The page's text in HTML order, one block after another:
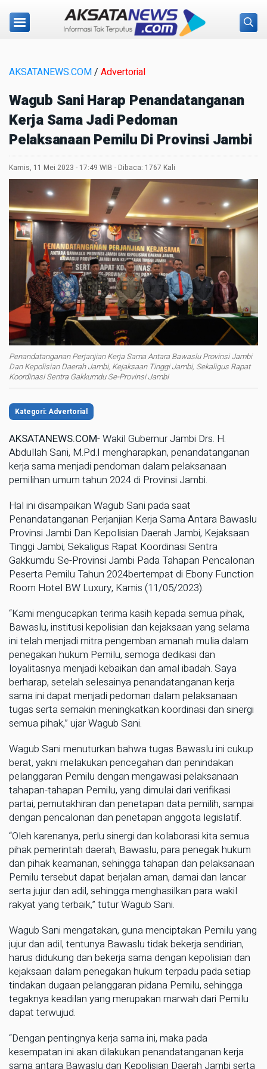
AKSATANEWS.COM/ Advertorial
Wagub Sani Harap Penandatanganan
Kerja Sama Jadi Pedoman
Pelaksanaan Pemilu Di Provinsi Jambi
Kamis, 11 Mei 2023 - 17:49 WIB - Dibaca: 1767 Kali
Penandatanganan Perjanjian Kerja Sama Antara Bawaslu Provinsi Jambi
Dan Kepolisian Daerah Jambi, Kejaksaan Tinggi Jambi, Sekaligus Rapat
Koordinasi Sentra Gakkumdu Se-Provinsi Jambi
Kategori: Advertorial
AKSATANEWS.COM- Wakil Gubernur Jambi Drs. H.
Abdullah Sani, M.Pd.I mengharapkan, penandatanganan
kerja sama menjadi pendoman dalam pelaksanaan
pemilihan umum tahun 2024 di Provinsi Jambi.
Hal ini disampaikan Wagub Sani pada saat
Penandatanganan Perjanjian Kerja Sama Antara Bawaslu
Provinsi Jambi Dan Kepolisian Daerah Jambi, Kejaksaan
Tinggi Jambi, Sekaligus Rapat Koordinasi Sentra
Gakkumdu Se-Provinsi Jambi Pada Tahapan Pencalonan
Peserta Pemilu Tahun 2024bertempat di Ebony Function
Room Hotel BW Luxury, Kamis (11/05/2023).
“Kami mengucapkan terima kasih kepada semua pihak,
Bawaslu, institusi kepolisian dan kejaksaan yang selama
ini telah menjadi mitra pengemban amanah mulia dalam
penegakan hukum Pemilu, semoga dedikasi dan
loyalitasnya menjadi kebaikan dan amal ibadah. Saya
berharap, setelah selesainya penandatanganan kerja
sama ini dapat menjadi pedoman dalam pelaksanaan
tugas serta semakin meningkatkan koordinasi dan sinergi
semua pihak,” ujar Wagub Sani.
Wagub Sani menuturkan bahwa tugas Bawaslu ini cukup
berat, yakni melakukan pencegahan dan penindakan
pelanggaran Pemilu dengan mengawasi pelaksanaan
tahapan-tahapan Pemilu, yang dimulai dari verifikasi
partai, pemutakhiran dan penetapan data pemilih, sampai
dengan pencalonan dan penetapan anggota legislatif.
“Oleh karenanya, perlu sinergi dan kolaborasi kita semua
pihak pemerintah daerah, Bawaslu, para penegak hukum
dan pihak keamanan, sehingga tahapan dan pelaksanaan
Pemilu tersebut dapat berjalan aman, damai dan lancar
serta jujur dan adil, sehingga menghasilkan para wakil
rakyat yang terbaik,” tutur Wagub Sani.
Wagub Sani mengatakan, guna menciptakan Pemilu yang
jujur dan adil, tentunya Bawaslu tidak bekerja sendirian,
harus didukung dan bekerja sama dengan kepolisian dan
kejaksaan dalam penegakan hukum terpadu pada setiap
tindakan dugaan pelanggaran pidana Pemilu, sehingga
tegaknya keadilan yang merupakan marwah dari Pemilu
dapat terwujud.
“Dengan pentingnya kerja sama ini, maka pada
kesempatan ini akan dilakukan penandatanganan kerja
sama antara Bawaslu dan Kepolisian Daerah Jambi serta